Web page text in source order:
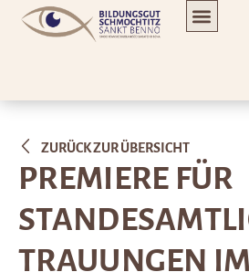
ZURÜCK ZUR ÜBERSICHT
PREMIERE FÜR
TRAUUNGEN IM